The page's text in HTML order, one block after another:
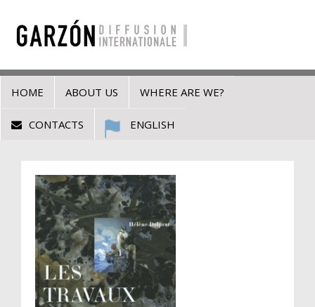
HOME ABOUT US WHERE ARE WE?
CONTACTS ENGLISH